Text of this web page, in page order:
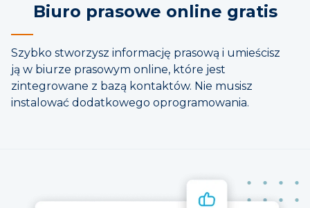
Biuro prasowe online gratis
Szybko stworzysz informację prasową i umieścisz
ją w biurze prasowym online, które jest
zintegrowane z bazą kontaktów. Nie musisz
instalować dodatkowego oprogramowania.